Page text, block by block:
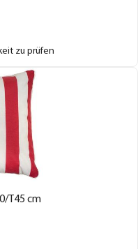
zu prüfen
T45 cm